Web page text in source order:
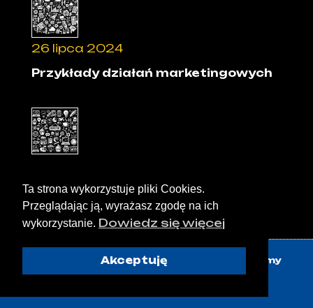
Nie wiesz jaka usługa dla Ciebie? Pomożemy
wybrać najlepszą - napisz na
26 lipca 2024
Przykłady działań marketingowych
Rodzaje Marketingu – Poznaj 10
podstawowych typów marketingu
25 maja 2024
Ta strona wykorzystuje pliki Cookies.
Przeglądając ją, wyrażasz zgodę na ich
wykorzystanie. Dowiedz się więcej
Akceptuję